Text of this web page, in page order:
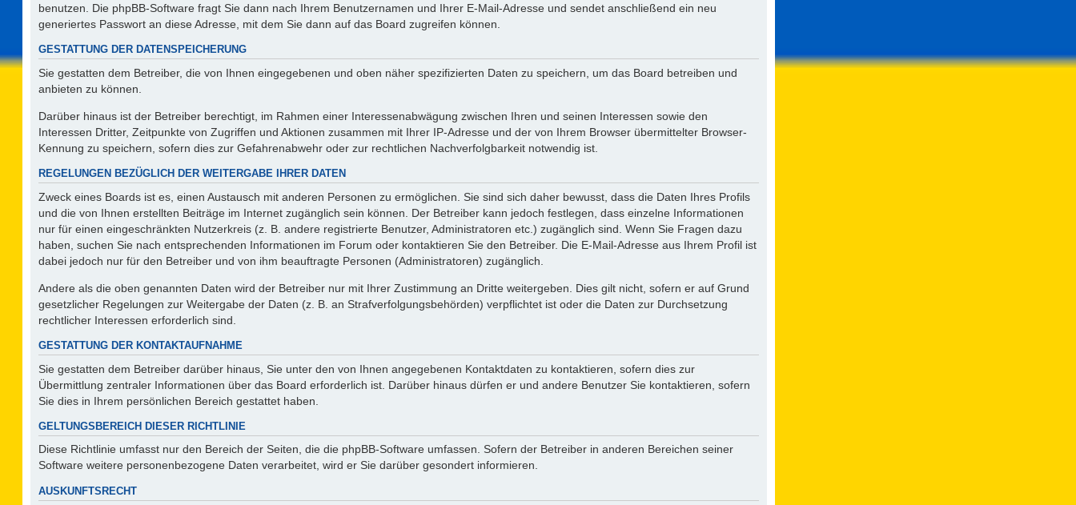
benutzen. Die phpBB-Software fragt Sie dann nach Ihrem Benutzernamen und Ihrer E-Mail-Adresse und sendet anschließend ein neu
generiertes Passwort an diese Adresse, mit dem Sie dann auf das Board zugreifen können.
GESTATTUNG DER DATENSPEICHERUNG
Sie gestatten dem Betreiber, die von Ihnen eingegebenen und oben näher spezifizierten Daten zu speichern, um das Board betreiben und
anbieten zu können.
Darüber hinaus ist der Betreiber berechtigt, im Rahmen einer Interessenabwägung zwischen Ihren und seinen Interessen sowie den
Interessen Dritter, Zeitpunkte von Zugriffen und Aktionen zusammen mit Ihrer IP-Adresse und der von Ihrem Browser übermittelter Browser-
Kennung zu speichern, sofern dies zur Gefahrenabwehr oder zur rechtlichen Nachverfolgbarkeit notwendig ist.
REGELUNGEN BEZÜGLICH DER WEITERGABE IHRER DATEN
Zweck eines Boards ist es, einen Austausch mit anderen Personen zu ermöglichen. Sie sind sich daher bewusst, dass die Daten Ihres Profils
und die von Ihnen erstellten Beiträge im Internet zugänglich sein können. Der Betreiber kann jedoch festlegen, dass einzelne Informationen
nur für einen eingeschränkten Nutzerkreis (z. B. andere registrierte Benutzer, Administratoren etc.) zugänglich sind. Wenn Sie Fragen dazu
haben, suchen Sie nach entsprechenden Informationen im Forum oder kontaktieren Sie den Betreiber. Die E-Mail-Adresse aus Ihrem Profil ist
dabei jedoch nur für den Betreiber und von ihm beauftragte Personen (Administratoren) zugänglich.
Andere als die oben genannten Daten wird der Betreiber nur mit Ihrer Zustimmung an Dritte weitergeben. Dies gilt nicht, sofern er auf Grund
gesetzlicher Regelungen zur Weitergabe der Daten (z. B. an Strafverfolgungsbehörden) verpflichtet ist oder die Daten zur Durchsetzung
rechtlicher Interessen erforderlich sind.
GESTATTUNG DER KONTAKTAUFNAHME
Sie gestatten dem Betreiber darüber hinaus, Sie unter den von Ihnen angegebenen Kontaktdaten zu kontaktieren, sofern dies zur
Übermittlung zentraler Informationen über das Board erforderlich ist. Darüber hinaus dürfen er und andere Benutzer Sie kontaktieren, sofern
Sie dies in Ihrem persönlichen Bereich gestattet haben.
GELTUNGSBEREICH DIESER RICHTLINIE
Diese Richtlinie umfasst nur den Bereich der Seiten, die die phpBB-Software umfassen. Sofern der Betreiber in anderen Bereichen seiner
Software weitere personenbezogene Daten verarbeitet, wird er Sie darüber gesondert informieren.
AUSKUNFTSRECHT